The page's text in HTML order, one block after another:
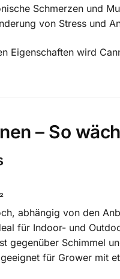
Schmerzen und
von Stress und
Eigenschaften wird
– So
​
abhängig von den
für Indoor- und
gegenüber Schimmel
für Grower mit